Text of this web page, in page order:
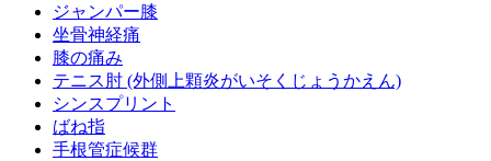
ジャンパー膝
坐骨神経痛
膝の痛み
テニス肘 (外側上顆炎がいそくじょうかえん)
シンスプリント
ばね指
手根管症候群